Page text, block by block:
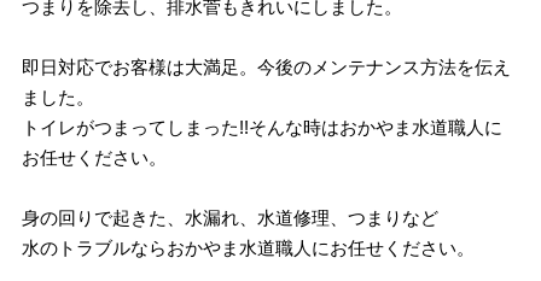
つまりを除去し、排水菅もきれいにしました。
即日対応でお客様は大満足。今後のメンテナンス方法を伝え
ました。
トイレがつまってしまった!!そんな時はおかやま水道職人に
お任せください。
身の回りで起きた、水漏れ、水道修理、つまりなど
水のトラブルならおかやま水道職人にお任せください。